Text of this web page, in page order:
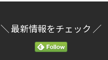
＼ 最新情報をチェック ／